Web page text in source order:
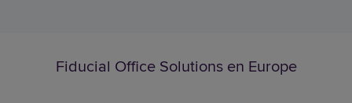
Fiducial Office Solutions en Europe